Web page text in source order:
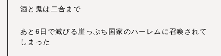
酒と鬼は二合まで
あと6日で滅びる崖っぷち国家のハーレムに召喚されて
しまった